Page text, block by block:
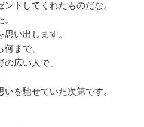
トしてくれたものだな。
い出します。
まで、
広い人で、
を馳せていた次第です。